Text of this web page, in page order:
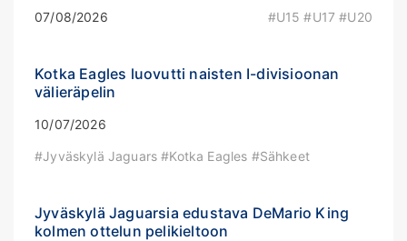
07/08/2026 #U15 #U17 #U20
Kotka Eagles luovutti naisten I-divisioonan
välieräpelin
10/07/2026
#Jyväskylä Jaguars #Kotka Eagles #Sähkeet
Jyväskylä Jaguarsia edustava DeMario King
kolmen ottelun pelikieltoon